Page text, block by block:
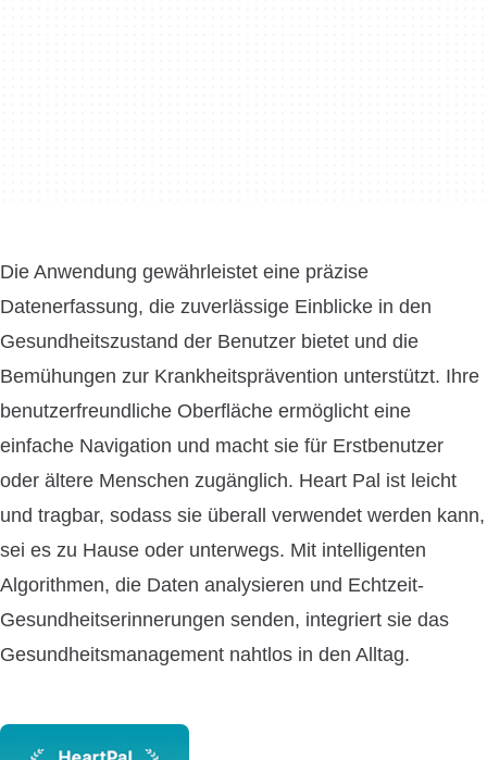
Die Anwendung gewährleistet eine präzise
Datenerfassung, die zuverlässige Einblicke in den
Gesundheitszustand der Benutzer bietet und die
Bemühungen zur Krankheitsprävention unterstützt. Ihre
benutzerfreundliche Oberfläche ermöglicht eine
einfache Navigation und macht sie für Erstbenutzer
oder ältere Menschen zugänglich. Heart Pal ist leicht
und tragbar, sodass sie überall verwendet werden kann,
sei es zu Hause oder unterwegs. Mit intelligenten
Algorithmen, die Daten analysieren und Echtzeit-
Gesundheitserinnerungen senden, integriert sie das
Gesundheitsmanagement nahtlos in den Alltag.